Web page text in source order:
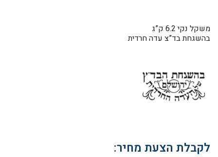
משקל נקי 6.2 ק”ג
בהשגחת בד”צ עדה חרדית
לקבלת הצעת מחיר: